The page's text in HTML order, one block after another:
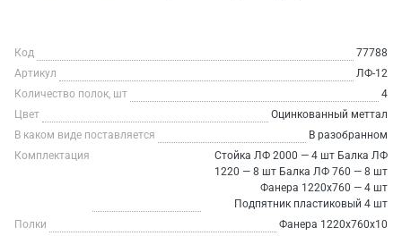
Код
77788
Артикул
ЛФ-12
Количество полок, шт
4
Цвет
Оцинкованный меттал
В каком виде поставляется
В разобранном
Комплектация
Стойка ЛФ 2000 — 4 шт Балка ЛФ
1220 — 8 шт Балка ЛФ 760 — 8 шт
Фанера 1220х760 — 4 шт
Подпятник пластиковый 4 шт
Полки
Фанера 1220х760х10